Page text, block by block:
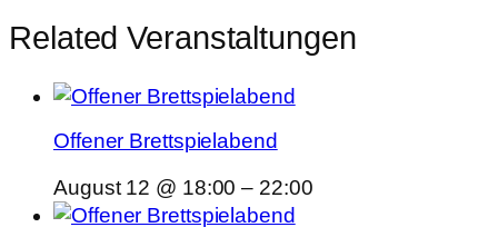
Related Veranstaltungen
Offener Brettspielabend
August 12 @ 18:00 – 22:00